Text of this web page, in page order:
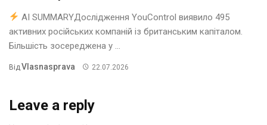
AI SUMMARYДослідження YouControl виявило 495
активних російських компаній із британським капіталом.
Більшість зосереджена у ...
Від Vlasnasprava 22.07.2026
Leave a reply